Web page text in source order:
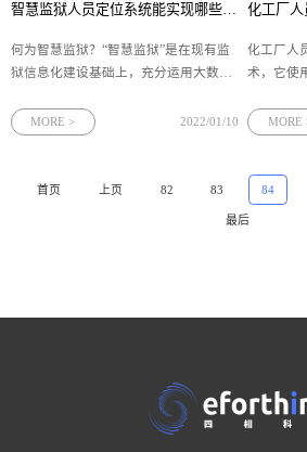
何为智慧监狱？“智慧监狱”是在现有监
狱信息化建设基础上，充分运用大数
段，将现有信息技术与监狱各项业务融
对监狱工作各项需求做出智慧判断和响
MORE > 2022/01/10
化工厂人
术，它使
来传输数
速上升和
天线传输
MORE
首页 上页 82 83 84
最后